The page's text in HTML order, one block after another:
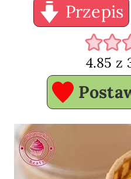
Przepis
4.85 z